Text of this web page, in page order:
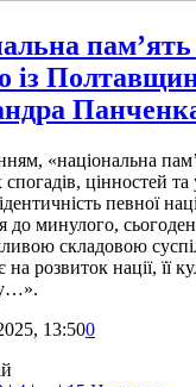
із
«національна
цінностей та
певної
до минулого,
складовою
розвиток нації, її
13:500